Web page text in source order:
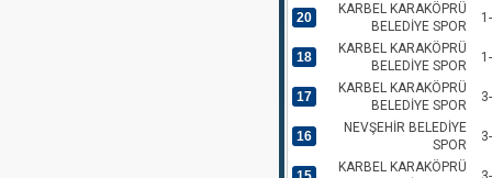
20
KARBEL KARAKÖPRÜ
BELEDİYE SPOR
18
KARBEL KARAKÖPRÜ
BELEDİYE SPOR
17
KARBEL KARAKÖPRÜ
BELEDİYE SPOR
16
NEVŞEHİR BELEDİYE
SPOR
KARBEL KARAKÖPRÜ